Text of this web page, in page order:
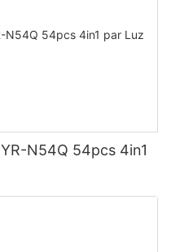
N54Q 54pcs 4in1